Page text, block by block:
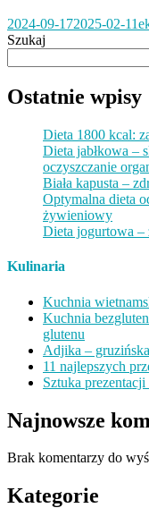
2024-09-172025-02-11
Szukaj
Ostatnie wpisy
Dieta 1800 kcal:
Dieta jabłkowa –
oczyszczanie
Biała kapusta –
Optymalna dieta
żywieniowy
Dieta jogurtowa –
Kulinaria
Kuchnia
Kuchnia
glutenu
Adjika –
11 najlepszych
Sztuka
Najnowsze
Brak komentarzy do
Kategorie